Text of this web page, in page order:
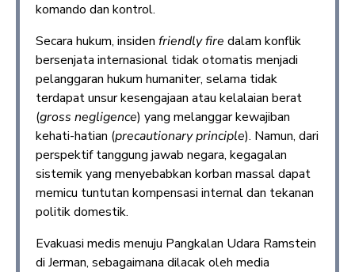
komando dan kontrol.
Secara hukum, insiden friendly fire dalam konflik
bersenjata internasional tidak otomatis menjadi
pelanggaran hukum humaniter, selama tidak
terdapat unsur kesengajaan atau kelalaian berat
(gross negligence) yang melanggar kewajiban
kehati-hatian (precautionary principle). Namun, dari
perspektif tanggung jawab negara, kegagalan
sistemik yang menyebabkan korban massal dapat
memicu tuntutan kompensasi internal dan tekanan
politik domestik.
Evakuasi medis menuju Pangkalan Udara Ramstein
di Jerman, sebagaimana dilacak oleh media